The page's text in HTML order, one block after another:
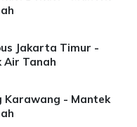
Jakarta Timur -
Air Tanah
Karawang - Mantek